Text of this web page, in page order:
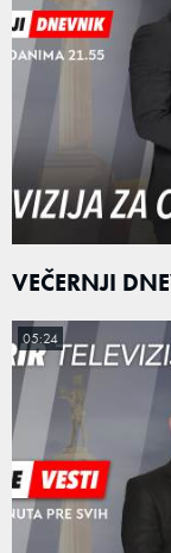
VEČERNJI
05:24